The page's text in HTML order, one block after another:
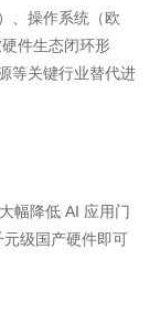
、操作系统（欧
件生态闭环形
等关键行业替代进
幅降低 AI 应用门
级国产硬件即可